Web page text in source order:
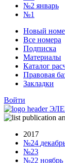
№2 январь
№1
Новый
Все номера
Подписка
Материалы
Каталог
Правовая
Закладки
Войти
2017
№24
№23
№22 ноябрь